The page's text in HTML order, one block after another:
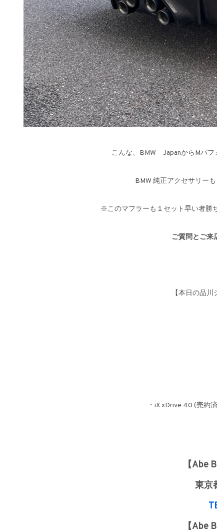
こんな、BMW JapanからMパフ
BMW 純正アクセサリー
※このマフラーも１セット早い者勝ちで
ご質問とご来
【本日の品
・iX xDrive 40 (売約
【Abe
東京
【Abe